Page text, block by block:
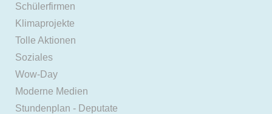
Schülerfirmen
Klimaprojekte
Tolle Aktionen
Soziales
Wow-Day
Moderne Medien
Stundenplan - Deputate